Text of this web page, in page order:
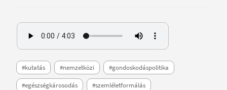
#kutatás #nemzetközi #gondoskodáspolitika
#egészségkárosodás #szemléletformálás